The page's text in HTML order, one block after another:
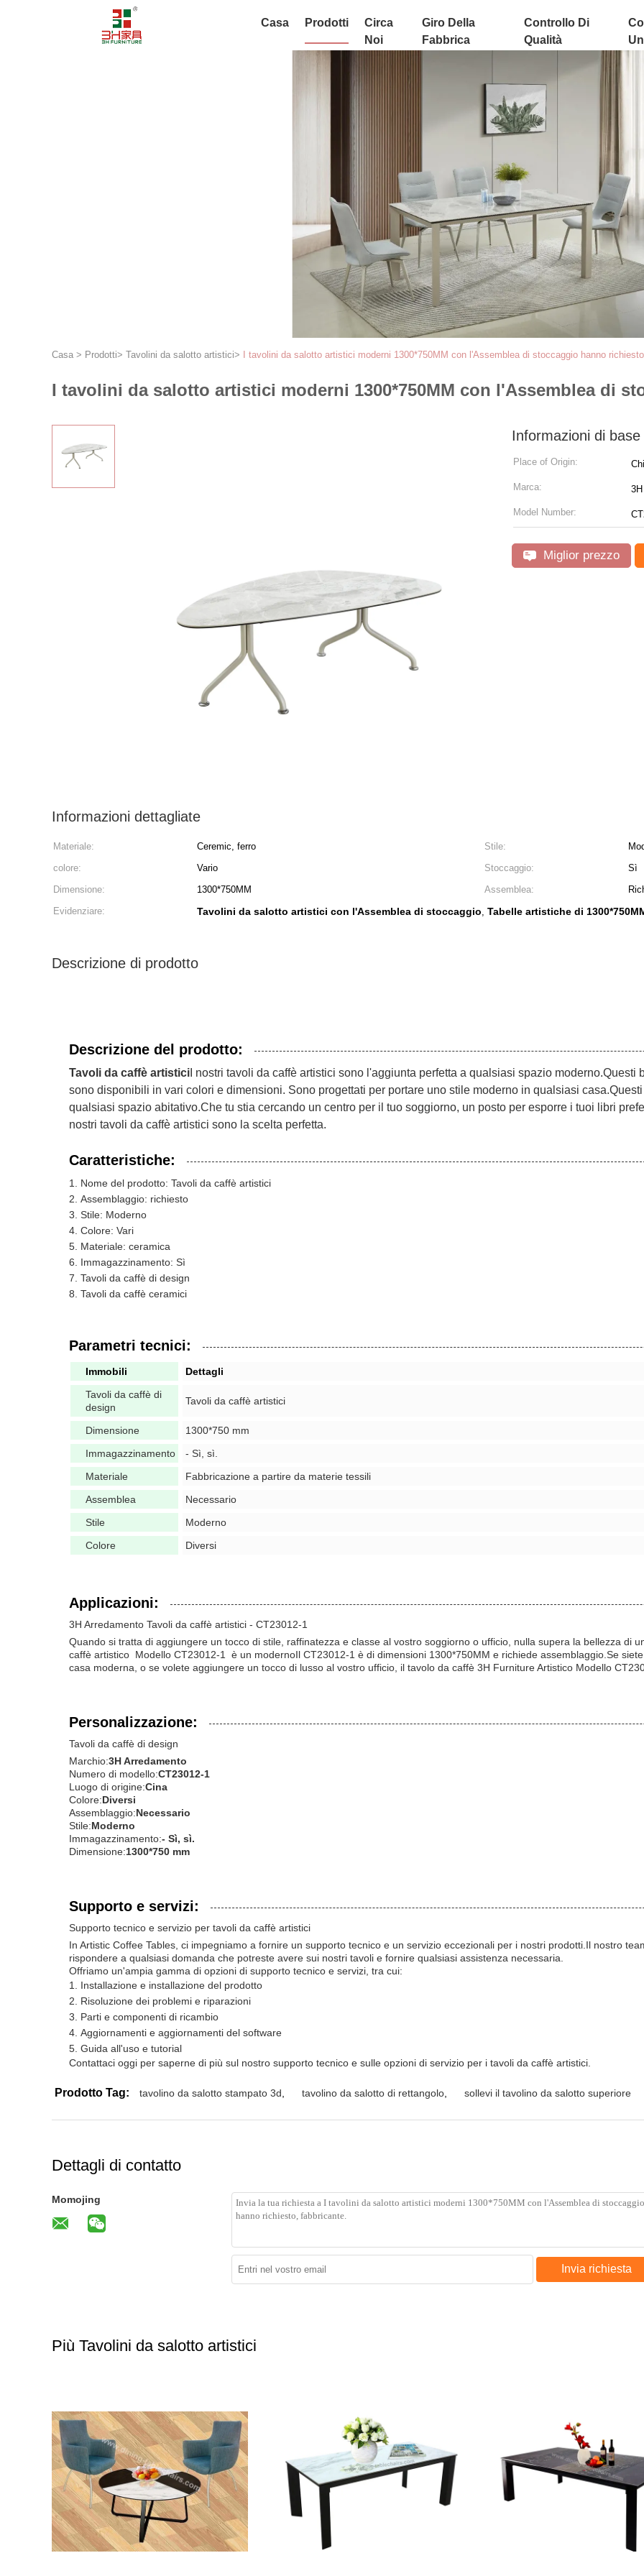
Casa Prodotti
Circa
Noi
Giro Della
Fabbrica
Controllo Di
Qualità
Casa > Prodotti> Tavolini da salotto artistici> I tavolini da salotto artistici moderni 1300*750MM con l'Assemblea di stoccaggio hanno richiesto
I tavolini da salotto artistici moderni 1300*750MM con l'Assemblea di
Informazioni di base
Place of Origin:
Marca:
Model Number:
Miglior prezzo
Informazioni dettagliate
Materiale: Ceremic, ferro Stile:
colore:
Vario Stoccaggio:
Sì
Dimensione:
1300*750MM Assemblea:
Evidenziare:
Tavolini da salotto artistici con l'Assemblea di stoccaggio, Tabelle artistiche di
Descrizione di prodotto
Descrizione del prodotto:
Tavoli da caffè artistici I nostri tavoli da caffè artistici sono l'aggiunta perfetta a qualsiasi spazio
sono disponibili in vari colori e dimensioni. Sono progettati per portare uno stile moderno in qualsiasi
qualsiasi spazio abitativo.Che tu stia cercando un centro per il tuo soggiorno, un posto per esporre i tuoi libri
nostri tavoli da caffè artistici sono la scelta perfetta.
Caratteristiche:
Nome del prodotto: Tavoli da caffè artistici
Assemblaggio: richiesto
Stile: Moderno
Colore: Vari
Materiale: ceramica
Immagazzinamento: Sì
Tavoli da caffè di design
Tavoli da caffè ceramici
Parametri tecnici:
Immobili
Dettagli
Tavoli da caffè di
design
Tavoli da caffè artistici
Dimensione
1300*750 mm
Immagazzinamento
- Sì, sì.
Materiale
Fabbricazione a partire da materie tessili
Assemblea
Necessario
Stile
Moderno
Colore
Diversi
Applicazioni:
3H Arredamento Tavoli da caffè artistici - CT23012-1
Quando si tratta di aggiungere un tocco di stile, raffinatezza e classe al vostro soggiorno o ufficio, nulla supera la bellezza di
caffè artistico  Modello CT23012-1  è un modernoIl CT23012-1 è di dimensioni 1300*750MM e richiede assemblaggio.Se
casa moderna, o se volete aggiungere un tocco di lusso al vostro ufficio, il tavolo da caffè 3H Furniture Artistico Modello
Personalizzazione:
Tavoli da caffè di design
Marchio:3H Arredamento
Numero di modello:CT23012-1
Luogo di origine:Cina
Colore:Diversi
Assemblaggio:Necessario
Stile:Moderno
Immagazzinamento:- Sì, sì.
Dimensione:1300*750 mm
Supporto e servizi:
Supporto tecnico e servizio per tavoli da caffè artistici
In Artistic Coffee Tables, ci impegniamo a fornire un supporto tecnico e un servizio eccezionali per i nostri prodotti.Il nostro
rispondere a qualsiasi domanda che potreste avere sui nostri tavoli e fornire qualsiasi assistenza necessaria.
Offriamo un'ampia gamma di opzioni di supporto tecnico e servizi, tra cui:
Installazione e installazione del prodotto
Risoluzione dei problemi e riparazioni
Parti e componenti di ricambio
Aggiornamenti e aggiornamenti del software
Guida all'uso e tutorial
Contattaci oggi per saperne di più sul nostro supporto tecnico e sulle opzioni di servizio per i tavoli da caffè artistici.
Prodotto Tag: tavolino da salotto stampato 3d tavolino da salotto di rettangolo sollevi il tavolino da salotto superiore
Dettagli di contatto
Momojing
Invia richiesta
Più Tavolini da salotto artistici